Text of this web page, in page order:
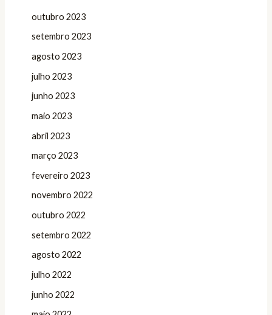
outubro 2023
setembro 2023
agosto 2023
julho 2023
junho 2023
maio 2023
abril 2023
março 2023
fevereiro 2023
novembro 2022
outubro 2022
setembro 2022
agosto 2022
julho 2022
junho 2022